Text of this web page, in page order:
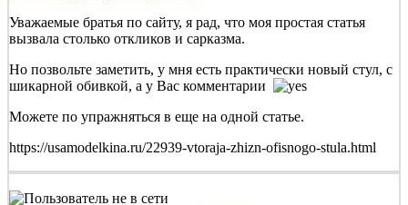
Уважаемые братья по сайту, я рад, что моя простая статья
вызвала столько откликов и сарказма.
Но позвольте заметить, у мня есть практически новый стул, с
шикарной обивкой, а у Вас комментарии
Можете по упражняться в еще на одной статье.
https://usamodelkina.ru/22939-vtoraja-zhizn-ofisnogo-stula.html